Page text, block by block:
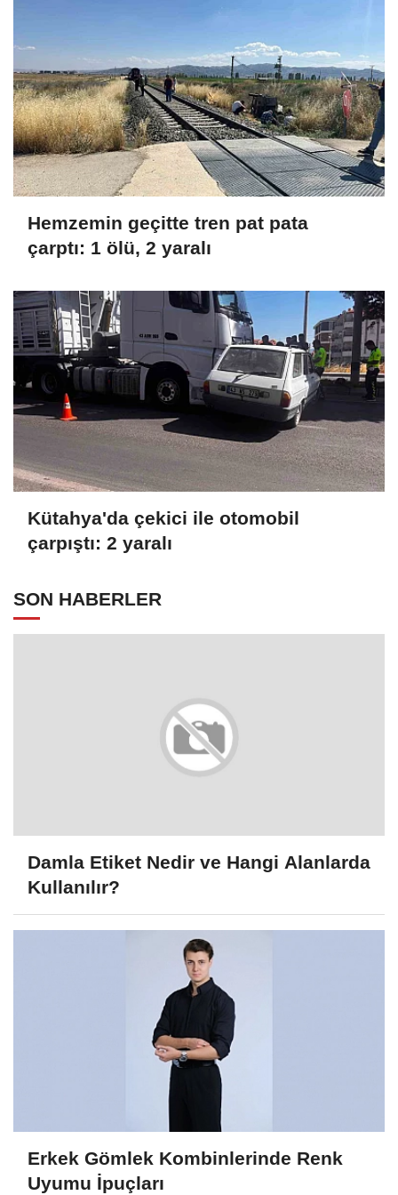
Hemzemin geçitte tren pat pata
çarptı: 1 ölü, 2 yaralı
Kütahya'da çekici ile otomobil
çarpıştı: 2 yaralı
SON HABERLER
Damla Etiket Nedir ve Hangi Alanlarda
Kullanılır?
Erkek Gömlek Kombinlerinde Renk
Uyumu İpuçları